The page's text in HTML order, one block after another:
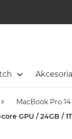
Akcesoria
MacBook Pro 14
GPU / 24GB /